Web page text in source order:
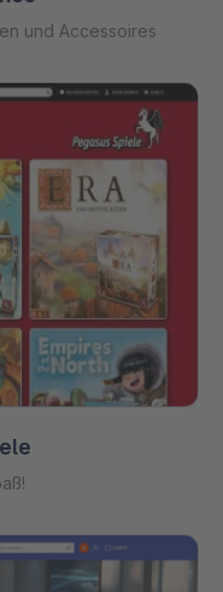
und Accessoires